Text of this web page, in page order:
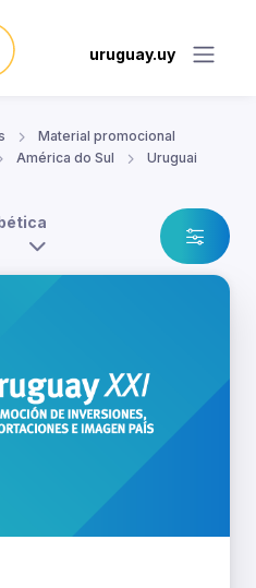
uruguay.uy
Material promocional
América do Sul
Uruguai